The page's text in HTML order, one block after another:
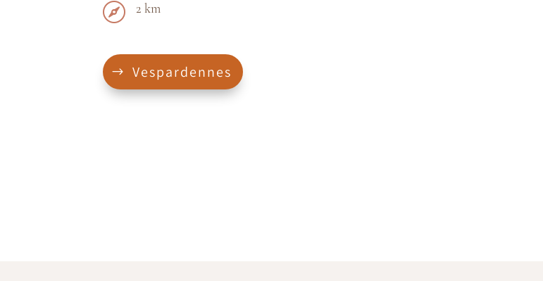
 2 km
Vespardennes